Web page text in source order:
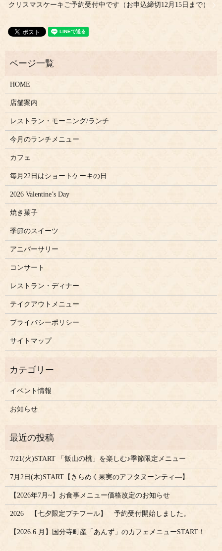
クリスマスケーキご予約受付中です（お申込締切12月15日まで）
HOME
店舗案内
レストラン・モーニング/ランチ
今月のランチメニュー
カフェ
毎月22日はショートケーキの日
2026 Valentine’s Day
焼き菓子
季節のスイーツ
アニバーサリー
コンサート
レストラン・ディナー
テイクアウトメニュー
プライバシーポリシー
サイトマップ
イベント情報
お知らせ
7/21(火)START 「飯山の桃」を楽しむ♪季節限定メニュー
7月2日(木)START【きらめく果実のアフタヌーンティ―】
【2026年7月~】お食事メニュー価格改定のお知らせ
2026 【七夕限定プチフール】 予約受付開始しました。
【2026.6.月】国分寺町産「あんず」のカフェメニューSTART！